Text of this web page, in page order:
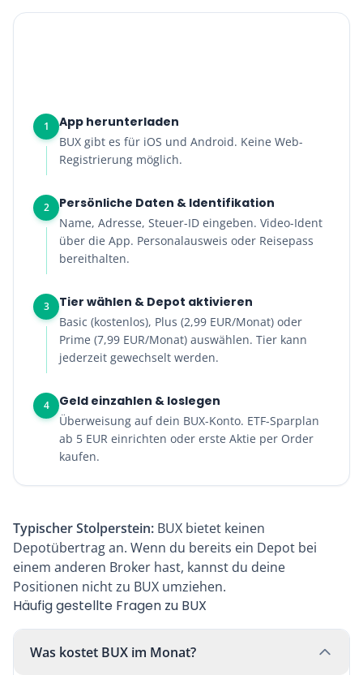
1 App herunterladen
BUX gibt es für iOS und Android. Keine Web-
Registrierung möglich.
2 Persönliche Daten & Identifikation
Name, Adresse, Steuer-ID eingeben. Video-Ident
über die App. Personalausweis oder Reisepass
bereithalten.
3 Tier wählen & Depot aktivieren
Basic (kostenlos), Plus (2,99 EUR/Monat) oder
Prime (7,99 EUR/Monat) auswählen. Tier kann
jederzeit gewechselt werden.
4 Geld einzahlen & loslegen
Überweisung auf dein BUX-Konto. ETF-Sparplan
ab 5 EUR einrichten oder erste Aktie per Order
kaufen.
Typischer Stolperstein: BUX bietet keinen
Depotübertrag an. Wenn du bereits ein Depot bei
einem anderen Broker hast, kannst du deine
Positionen nicht zu BUX umziehen.
Häufig gestellte Fragen zu BUX
Was kostet BUX im Monat?